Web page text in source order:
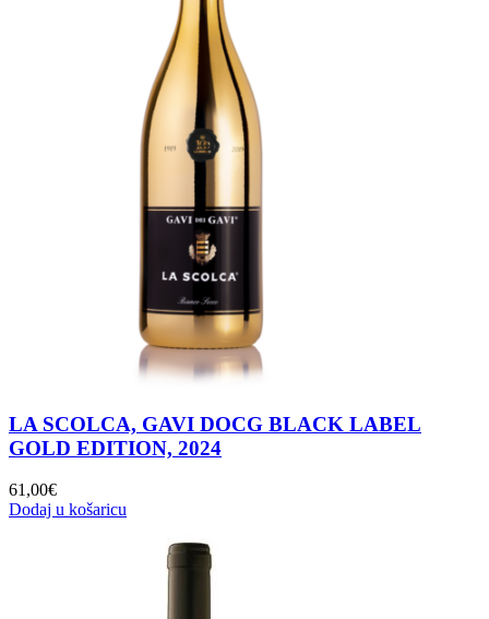
LA SCOLCA, GAVI DOCG BLACK LABEL
GOLD EDITION, 2024
61,00€
Dodaj u košaricu